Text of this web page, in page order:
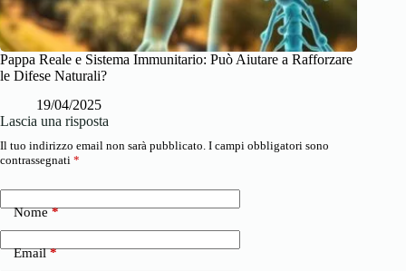
Pappa Reale e Sistema Immunitario: Può Aiutare a Rafforzare
le Difese Naturali?
19/04/2025
Lascia una risposta
Il tuo indirizzo email non sarà pubblicato. I campi obbligatori sono
contrassegnati *
Nome*
Email*